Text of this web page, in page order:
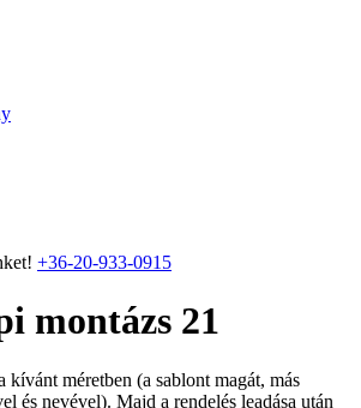
+36-20-933-0915
montázs 21
kívánt méretben (a sablont magát, más
és nevével). Majd a rendelés leadása után